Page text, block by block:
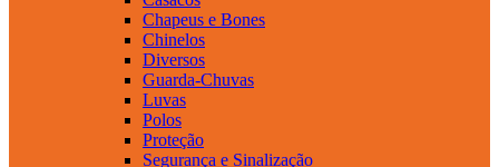
Chapeus e Bones
Chinelos
Diversos
Guarda-Chuvas
Luvas
Polos
Proteção
Segurança e Sinalização